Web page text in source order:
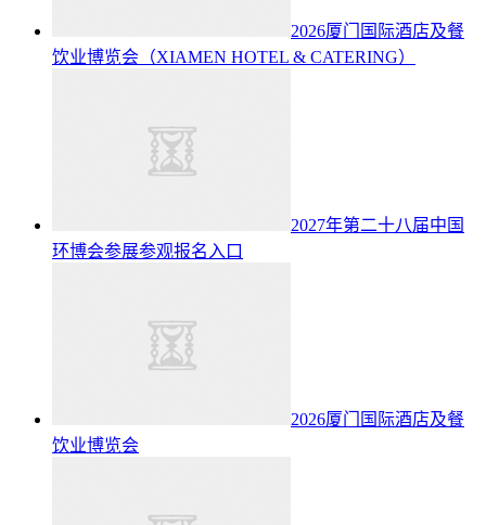
2026厦门国际酒店及餐
饮业博览会（XIAMEN HOTEL & CATERING）
2027年第二十八届中国
环博会参展参观报名入口
2026厦门国际酒店及餐
饮业博览会